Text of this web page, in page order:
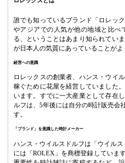
誰でも知っているブランド「ロレッ
やアジアでの人気が他の地域と比べ
る、ということはあまり知られてい
が日本人の気質にあっていることがよ
経営への意識
ロレックスの創業者、ハンス・ウイ
稼ぐために花屋を経営していました
います。すでに一大産業として存在
ルフは、5年後には自分の時計販売会
す。
「ブランド」を意識した時計メーカー
ハンス・ウイルスドルフは「ウイル
には「ROLEX」を商標登録していま